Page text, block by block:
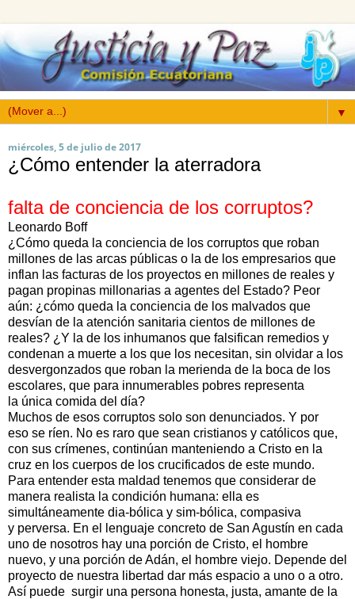
▼
miércoles, 5 de julio de 2017
¿Cómo entender la aterradora
falta de conciencia de los corruptos?
Leonardo Boff
¿Cómo queda la conciencia de los corruptos que roban
millones de las arcas públicas o la de los empresarios que
inflan las facturas de los proyectos en millones de reales y
pagan propinas millonarias a agentes del Estado? Peor
aún: ¿cómo queda la conciencia de los malvados que
desvían de la atención sanitaria cientos de millones de
reales? ¿Y la de los inhumanos que falsifican remedios y
condenan a muerte a los que los necesitan, sin olvidar a los
desvergonzados que roban la merienda de la boca de los
escolares, que para innumerables pobres representa
la única comida del día?
Muchos de esos corruptos solo son denunciados. Y por
eso se ríen. No es raro que sean cristianos y católicos que,
con sus crímenes, continúan manteniendo a Cristo en la
cruz en los cuerpos de los crucificados de este mundo.
Para entender esta maldad tenemos que considerar de
manera realista la condición humana: ella es
simultáneamente dia-bólica y sim-bólica, compasiva
y perversa. En el lenguaje concreto de San Agustín en cada
uno de nosotros hay una porción de Cristo, el hombre
nuevo, y una porción de Adán, el hombre viejo. Depende del
proyecto de nuestra libertad dar más espacio a uno o a otro.
Así puede surgir una persona honesta, justa, amante de la